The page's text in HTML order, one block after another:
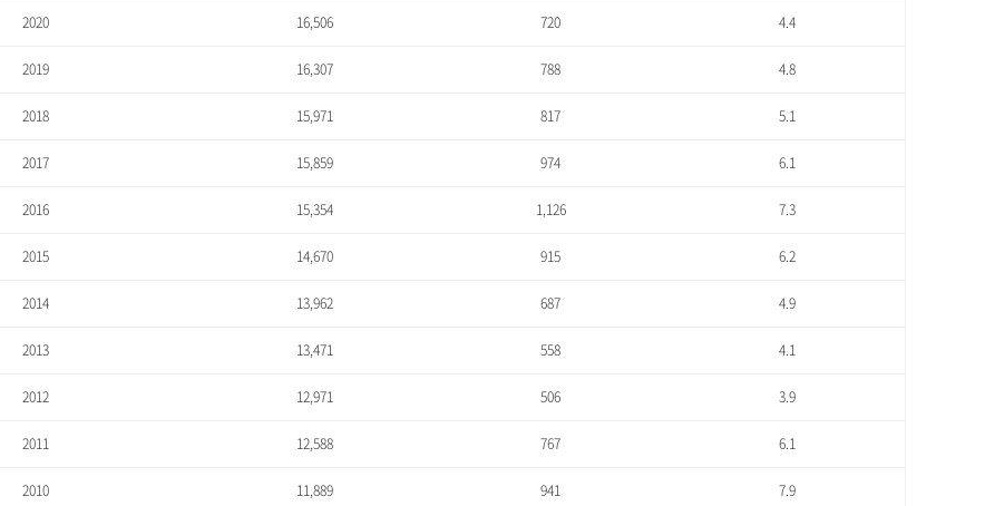
2020 16,506 720 4.4
2019 16,307 788 4.8
2018 15,971 817 5.1
2017 15,859 974 6.1
2016 15,354 1,126 7.3
2015 14,670 915 6.2
2014 13,962 687 4.9
2013 13,471 558 4.1
2012 12,971 506 3.9
2011 12,588 767 6.1
2010 11,889 941 7.9